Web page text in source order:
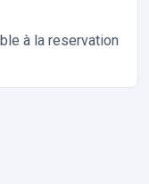
à la reservation